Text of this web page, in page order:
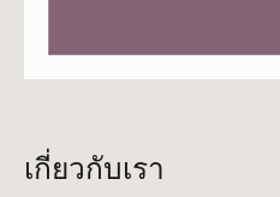
เกี่ยวกับเรา